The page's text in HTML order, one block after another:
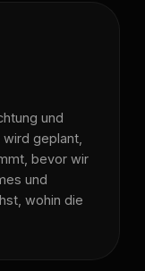
und
geplant,
bevor wir
und
wohin die